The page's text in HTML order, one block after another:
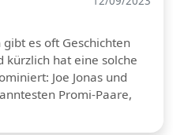
es oft Geschichten
kürzlich hat eine solche
Joe Jonas und
Promi-Paare,